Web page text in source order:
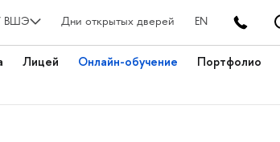
ВШЭ Дни открытых дверей EN
Лицей Онлайн-обучение Портфолио